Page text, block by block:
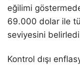
eğilimi
69.000 dolar ile
seviyesini
Kontrol dışı